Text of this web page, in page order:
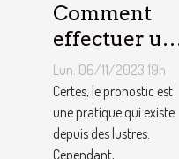
Comment
effectuer un
pronostic en
ligne ?
Lun. 06/11/2023 19h
Certes, le pronostic est
une pratique qui existe
depuis des lustres.
Cependant,